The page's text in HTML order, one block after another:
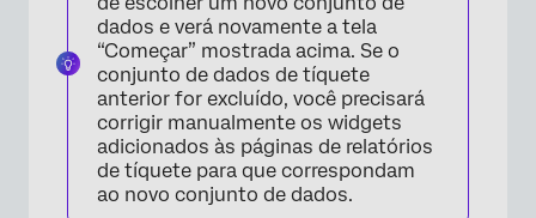
dados e verá novamente a tela
“Começar” mostrada acima. Se o
conjunto de dados de tíquete
anterior for excluído, você precisará
corrigir manualmente os widgets
adicionados às páginas de relatórios
de tíquete para que correspondam
ao novo conjunto de dados.